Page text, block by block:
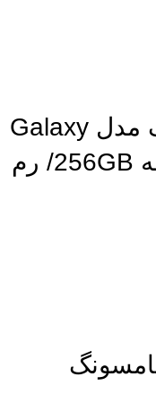
گوشی موبایل سامسونگ مدل Galaxy
S23 FE Vietnam حافظه 256GB/ رم